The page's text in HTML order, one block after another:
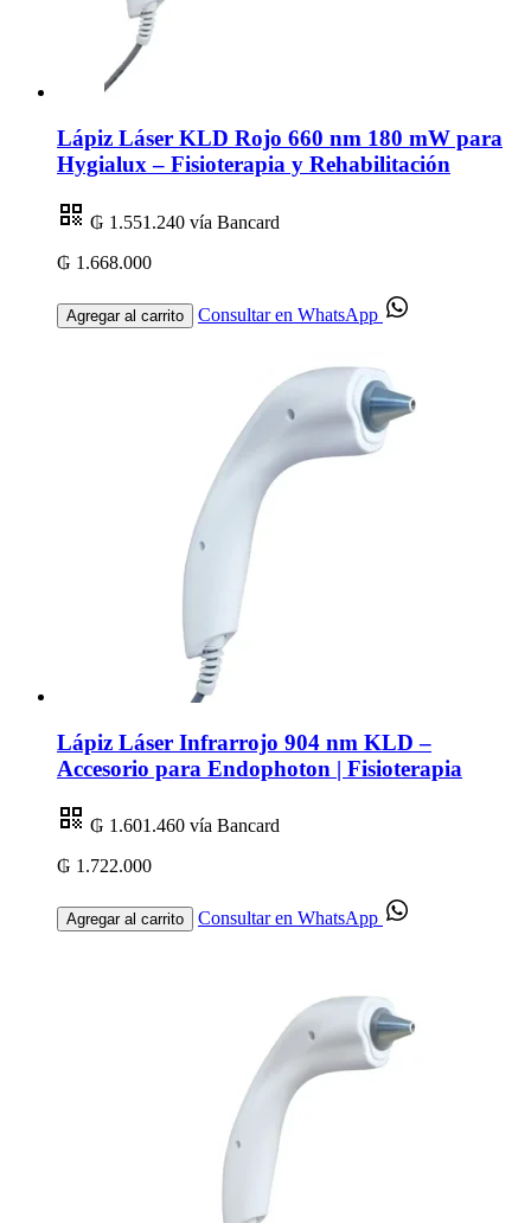
Lápiz Láser KLD Rojo 660 nm 180 mW para
Hygialux – Fisioterapia y Rehabilitación
₲ 1.551.240 vía Bancard
₲ 1.668.000
Agregar al carrito Consultar en WhatsApp
Lápiz Láser Infrarrojo 904 nm KLD –
Accesorio para Endophoton | Fisioterapia
₲ 1.601.460 vía Bancard
₲ 1.722.000
Agregar al carrito Consultar en WhatsApp